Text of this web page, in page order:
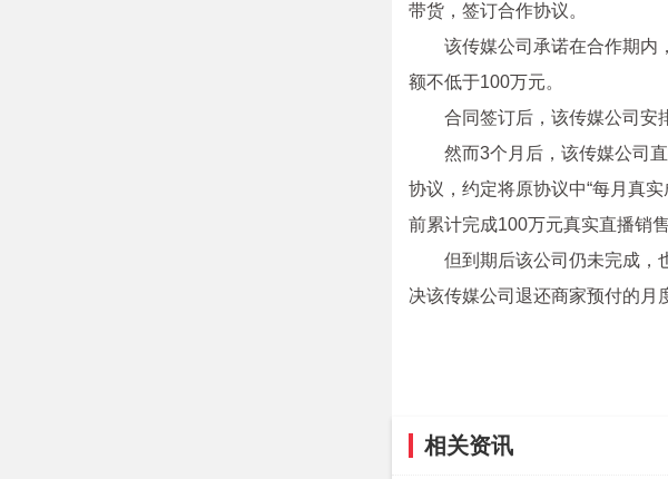
带货，签订合作协议。
该传媒公司承诺在合作期内
额不低于100万元。
合同签订后，该传媒公司安
然而3个月后，该传媒公司
协议，约定将原协议中“每月真
前累计完成100万元真实直播销售
但到期后该公司仍未完成，
决该传媒公司退还商家预付的月
相关资讯